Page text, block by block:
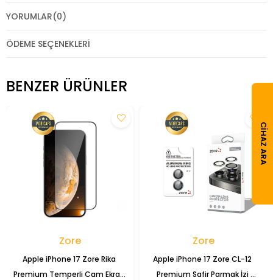
YORUMLAR(0)
ÖDEME SEÇENEKLERI
BENZER ÜRÜNLER
Zore
Apple iPhone 17 Zore Rika
Premium Temperli Cam Ekran
Zore
Apple iPhone 17 Zore CL-12
Premium Safir Parmak İzi
CIHAZ ARA